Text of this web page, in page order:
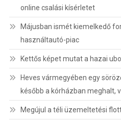
online csalási kísérletet
Májusban ismét kiemelkedő
használtautó-piac
Kettős képet mutat a hazai
Heves vármegyében egy
később a kórházban meghalt,
Megújul a téli üzemeltetési